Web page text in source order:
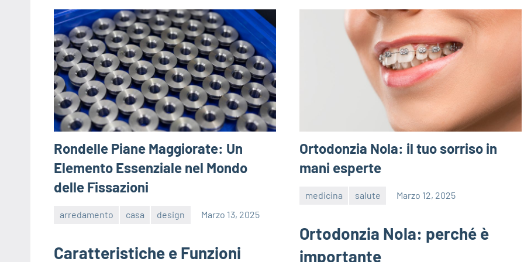
Rondelle Piane Maggiorate: Un
Elemento Essenziale nel Mondo
delle Fissazioni
arredamento casa design Marzo 13, 2025
Caratteristiche e Funzioni
Ortodonzia Nola: il tuo sorriso in
mani esperte
medicina salute Marzo 12, 2025
Ortodonzia Nola: perché è
importante